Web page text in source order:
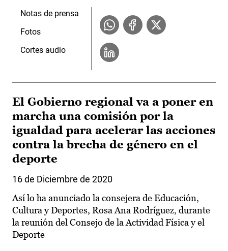
Notas de prensa
Fotos
Cortes audio
El Gobierno regional va a poner en
marcha una comisión por la
igualdad para acelerar las acciones
contra la brecha de género en el
deporte
16 de Diciembre de 2020
Así lo ha anunciado la consejera de Educación,
Cultura y Deportes, Rosa Ana Rodríguez, durante
la reunión del Consejo de la Actividad Física y el
Deporte